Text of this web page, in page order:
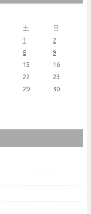
土 日
1
2
8
9
15
16
22
23
29
30